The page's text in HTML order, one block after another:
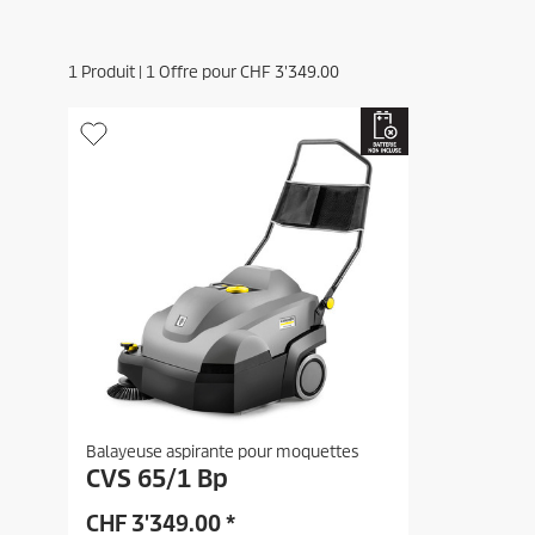
1 Produit | 1Offre pourCHF 3'349.00
Balayeuse aspirante pour moquettes
CVS 65/1 Bp
CHF 3'349.00*